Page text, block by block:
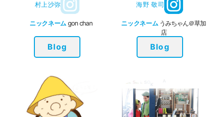
村上沙弥
ニックネームgon chan
Blog
海野 敬司
ニックネームうみちゃん＠草加
店
Blog